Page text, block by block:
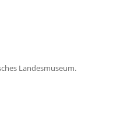
Landesmuseum.